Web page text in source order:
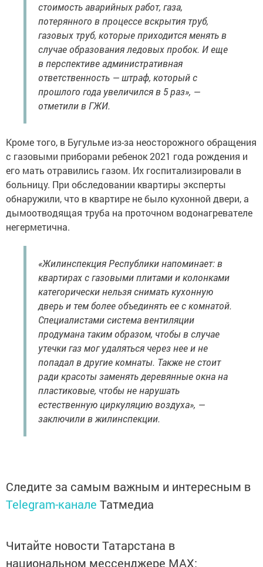
стоимость аварийных работ, газа,
потерянного в процессе вскрытия труб,
газовых труб, которые приходится менять в
случае образования ледовых пробок. И еще
в перспективе административная
ответственность — штраф, который с
прошлого года увеличился в 5 раз», —
отметили в ГЖИ.
Кроме того, в Бугульме из-за неосторожного обращения
с газовыми приборами ребенок 2021 года рождения и
его мать отравились газом. Их госпитализировали в
больницу. При обследовании квартиры эксперты
обнаружили, что в квартире не было кухонной двери, а
дымоотводящая труба на проточном водонагревателе
негерметична.
«Жилинспекция Республики напоминает: в
квартирах с газовыми плитами и колонками
категорически нельзя снимать кухонную
дверь и тем более объединять ее с комнатой.
Специалистами система вентиляции
продумана таким образом, чтобы в случае
утечки газ мог удаляться через нее и не
попадал в другие комнаты. Также не стоит
ради красоты заменять деревянные окна на
пластиковые, чтобы не нарушать
естественную циркуляцию воздуха», —
заключили в жилинспекции.
Следите за самым важным и интересным в
Telegram-канале Татмедиа
Читайте новости Татарстана в
национальном мессенджере MАХ: